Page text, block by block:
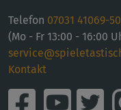
Telefon 07031 41069-50
(Mo - Fr 13:00 - 16:00
Kontakt